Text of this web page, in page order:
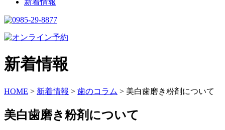
新着情報
新着情報
HOME > 新着情報 > 歯のコラム > 美白歯磨き粉剤について
美白歯磨き粉剤について